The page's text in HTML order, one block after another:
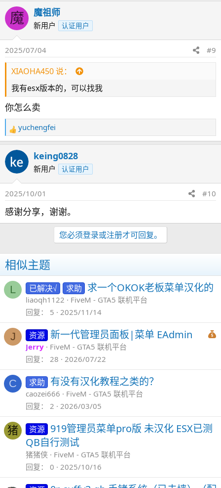
魔 魔祖师
新用户 认证用户
2025/07/04 #9
XIAOHA450 说：
我有esx版本的，可以找我
你怎么卖
反
馈
：
yuchengfei
keing0828
新用户 认证用户
2025/10/01 #10
感谢分享，谢谢。
您必须登录或注册才可回复。
相似主题
L 已解决√ 求助 求一个OKOK老板菜单汉化的
liaoqh1122
FiveM - GTA5 联机平台
回复
5 2025/11/14
J 资源 新一代管理员面板|菜单 EAdmin
Jerry
FiveM - GTA5 联机平台
回复
28 2026/07/22
C 求助 有没有汉化教程之类的？
caozei666
FiveM - GTA5 联机平台
回复
2 2026/03/05
猪 资源 919管理员菜单pro版 未汉化 ESX已测
QB自行测试
猪猪侠
FiveM - GTA5 联机平台
回复
0 2025/10/16